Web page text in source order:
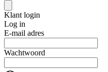
Klant login
Log in
E-mail adres
Wachtwoord